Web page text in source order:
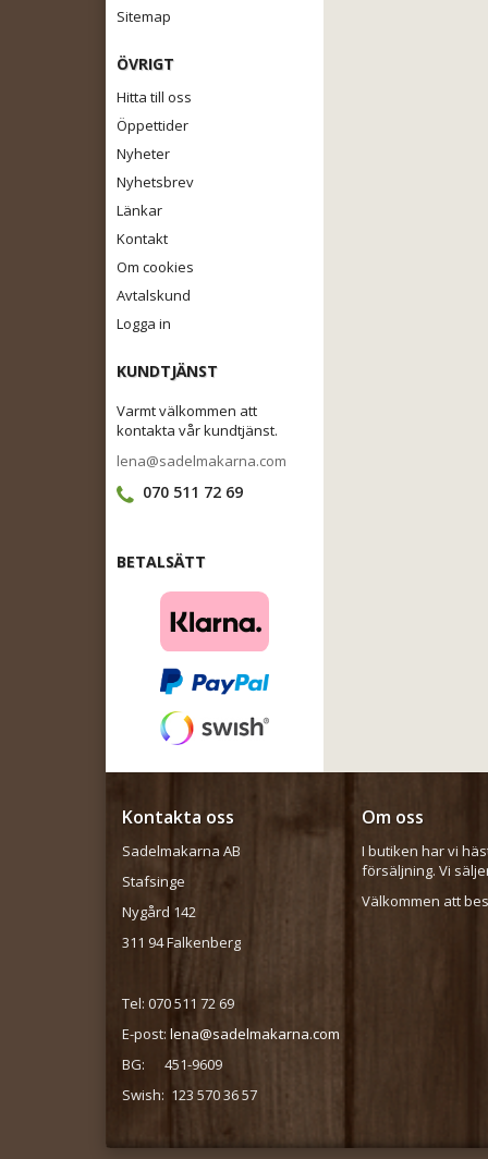
Sitemap
ÖVRIGT
Hitta till oss
Öppettider
Nyheter
Nyhetsbrev
Länkar
Kontakt
Om cookies
Avtalskund
Logga in
KUNDTJÄNST
Varmt välkommen att
kontakta vår kundtjänst.
lena@sadelmakarna.com
070 511 72 69
BETALSÄTT
Kontakta oss
Sadelmakarna AB
Stafsinge
Nygård 142
311 94 Falkenberg
Tel: 070 511 72 69
E-post: lena@sadelmakarna.com
BG: 451-9609
Swish: 123 570 36 57
Om oss
I butiken har vi
försäljning. Vi
Välkommen att